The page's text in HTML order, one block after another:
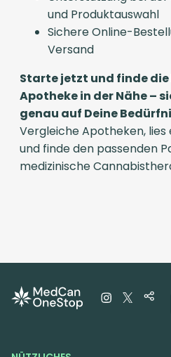
und Produktauswahl
Sichere Online-
Versand
Starte jetzt und finde
Apotheke in der Nähe –
genau auf Deine
Vergleiche Apotheken,
und finde den passenden
medizinische